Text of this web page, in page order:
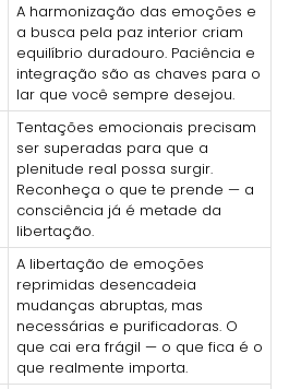
A harmonização das emoções e
a busca pela paz interior criam
equilíbrio duradouro. Paciência e
integração são as chaves para o
lar que você sempre desejou.
Tentações emocionais precisam
ser superadas para que a
plenitude real possa surgir.
Reconheça o que te prende — a
consciência já é metade da
libertação.
A libertação de emoções
reprimidas desencadeia
mudanças abruptas, mas
necessárias e purificadoras. O
que cai era frágil — o que fica é o
que realmente importa.